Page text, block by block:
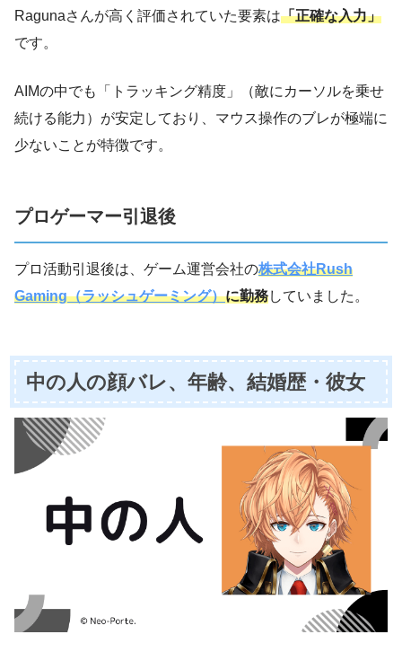
Ragunaさんが高く評価されていた要素は「正確な入力」
です。
AIMの中でも「トラッキング精度」（敵にカーソルを乗せ
続ける能力）が安定しており、マウス操作のブレが極端に
少ないことが特徴です。
プロゲーマー引退後
プロ活動引退後は、ゲーム運営会社の株式会社Rush
Gaming（ラッシュゲーミング）に勤務していました。
中の人の顔バレ、年齢、結婚歴・彼女